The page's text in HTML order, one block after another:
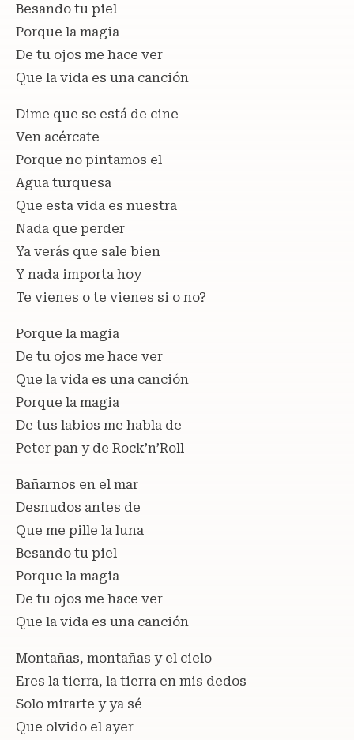
Besando tu piel
Porque la magia
De tu ojos me hace ver
Que la vida es una canción
Dime que se está de cine
Ven acércate
Porque no pintamos el
Agua turquesa
Que esta vida es nuestra
Nada que perder
Ya verás que sale bien
Y nada importa hoy
Te vienes o te vienes si o no?
Porque la magia
De tu ojos me hace ver
Que la vida es una canción
Porque la magia
De tus labios me habla de
Peter pan y de Rock’n’Roll
Bañarnos en el mar
Desnudos antes de
Que me pille la luna
Besando tu piel
Porque la magia
De tu ojos me hace ver
Que la vida es una canción
Montañas, montañas y el cielo
Eres la tierra, la tierra en mis dedos
Solo mirarte y ya sé
Que olvido el ayer